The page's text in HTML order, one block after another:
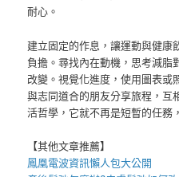
耐心。
建立固定的作息，讓運動與健康
負擔。尋找內在動機，思考減脂
改變。視覺化進度，使用圖表或
與志同道合的朋友分享旅程，互
活哲學，它就不再是短暫的任務
【其他文章推薦】
鳳凰電波資訊懶人包大公開